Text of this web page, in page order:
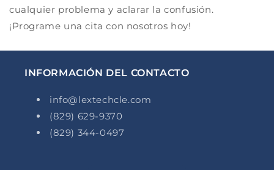
cualquier problema y aclarar la confusión.
¡Programe una cita con nosotros hoy!
INFORMACIÓN DEL CONTACTO
info@lextechcle.com
(829) 629-9370
(829) 344-0497